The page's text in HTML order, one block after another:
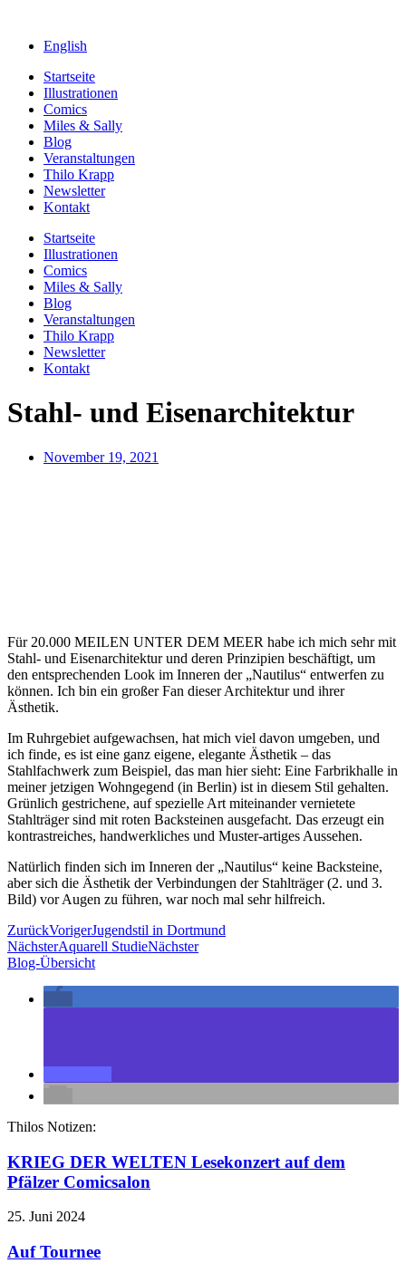
English
Startseite
Illustrationen
Comics
Miles & Sally
Blog
Veranstaltungen
Thilo Krapp
Newsletter
Kontakt
Startseite
Illustrationen
Comics
Miles & Sally
Blog
Veranstaltungen
Thilo Krapp
Newsletter
Kontakt
Stahl- und Eisenarchitektur
November 19, 2021
Für 20.000 MEILEN UNTER DEM MEER habe ich mich sehr mit
Stahl- und Eisenarchitektur und deren Prinzipien beschäftigt, um
den entsprechenden Look im Inneren der „Nautilus“ entwerfen zu
können. Ich bin ein großer Fan dieser Architektur und ihrer
Ästhetik.
Im Ruhrgebiet aufgewachsen, hat mich viel davon umgeben, und
ich finde, es ist eine ganz eigene, elegante Ästhetik – das
Stahlfachwerk zum Beispiel, das man hier sieht: Eine Farbrikhalle in
meiner jetzigen Wohngegend (in Berlin) ist in diesem Stil gehalten.
Grünlich gestrichene, auf spezielle Art miteinander vernietete
Stahlträger sind mit roten Backsteinen ausgefacht. Das erzeugt ein
kontrastreiches, handwerkliches und Muster-artiges Aussehen.
Natürlich finden sich im Inneren der „Nautilus“ keine Backsteine,
aber sich die Ästhetik der Verbindungen der Stahlträger (2. und 3.
Bild) vor Augen zu führen, war noch mal sehr hilfreich.
ZurückVorigerJugendstil in Dortmund
NächsterAquarell StudieNächster
Blog-Übersicht
Thilos Notizen:
KRIEG DER WELTEN Lesekonzert auf dem
Pfälzer Comicsalon
25. Juni 2024
Auf Tournee